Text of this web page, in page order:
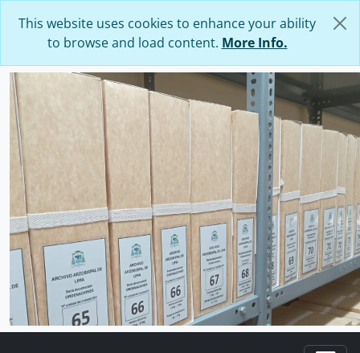
This website uses cookies to enhance your ability
to browse and load content. More Info.